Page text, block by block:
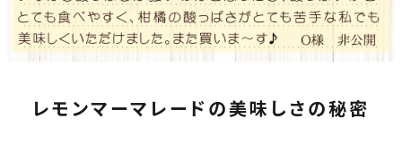
レモンマーマレードの美味しさの秘密